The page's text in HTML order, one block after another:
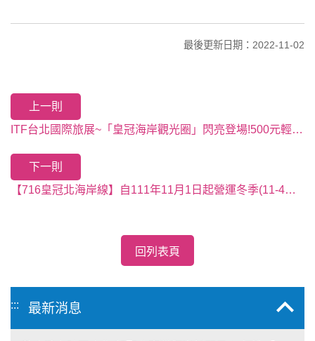
最後更新日期：2022-11-02
上一則
ITF台北國際旅展~「皇冠海岸觀光圈」閃亮登場!500元輕鬆暢遊北海岸~還有199元超值幸福包限量首賣!
下一則
【716皇冠北海岸線】自111年11月1日起營運冬季(11-4月)班次
回列表頁
::: 最新消息